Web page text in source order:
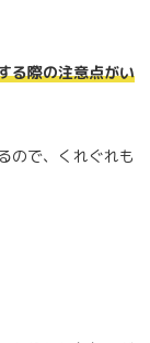
る際の注意点がい
ので、くれぐれも